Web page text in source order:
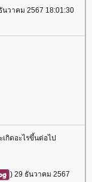
นวาคม 2567 18:01:30
กิดอะไรขึ้นต่อไป
) 29 ธันวาคม 2567